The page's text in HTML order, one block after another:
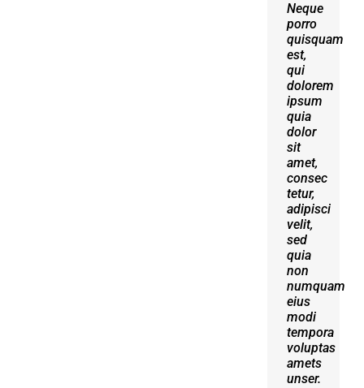
Neque
porro
quisquam
est,
qui
dolorem
ipsum
quia
dolor
sit
amet,
consec
tetur,
adipisci
velit,
sed
quia
non
numquam
eius
modi
tempora
voluptas
amets
unser.
Aliquam
erat
volutpat.
Quisque
at est
id
ligula
facilisis
laoreet
eget
pulvinar
nibh.
Suspendisse
at
ultrices
dui.
Curabitur
ac
felis
arcu
sadips
ipsums
fugiats
nemis.